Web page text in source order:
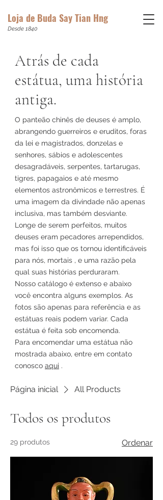
Loja de Buda Say Tian Hng
Desde 1840
Atrás de cada
estátua, uma história
antiga.
O panteão chinês de deuses é amplo,
abrangendo guerreiros e eruditos, foras
da lei e magistrados, donzelas e
senhores, sábios e adolescentes
desagradáveis, serpentes, tartarugas,
tigres, papagaios e até mesmo
elementos astronômicos e terrestres. É
uma imagem da divindade não apenas
inclusiva, mas também desviante.
Longe de serem perfeitos, muitos
deuses eram pecadores arrependidos,
mas foi isso que os tornou identificáveis
para nós, mortais , e uma razão pela
qual suas histórias perduraram.
Nosso catálogo é extenso e abaixo
você encontra alguns exemplos. As
fotos são apenas para referência e as
estátuas reais podem variar. Cada
estátua é feita sob encomenda.
Para encomendar uma estátua não
mostrada abaixo, entre em contato
conosco aqui .
Página inicial All Products
Todos os produtos
29 produtos Ordenar